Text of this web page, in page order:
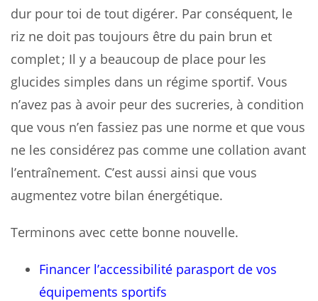
dur pour toi de tout digérer. Par conséquent, le
riz ne doit pas toujours être du pain brun et
complet ; Il y a beaucoup de place pour les
glucides simples dans un régime sportif. Vous
n’avez pas à avoir peur des sucreries, à condition
que vous n’en fassiez pas une norme et que vous
ne les considérez pas comme une collation avant
l’entraînement. C’est aussi ainsi que vous
augmentez votre bilan énergétique.
Terminons avec cette bonne nouvelle.
Financer l’accessibilité parasport de vos
équipements sportifs